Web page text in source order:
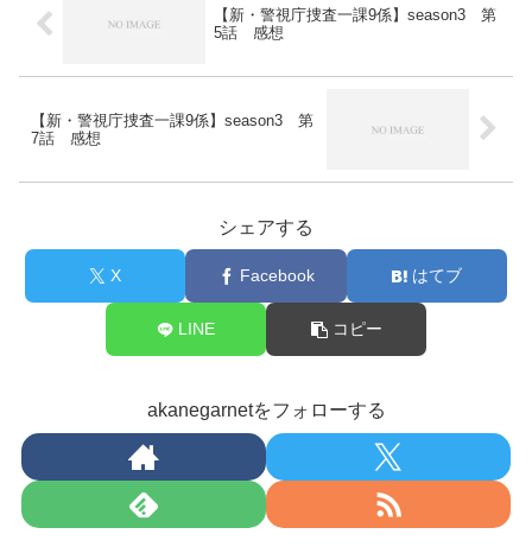
【新・警視庁捜査一課9係】season3 第
5話 感想
【新・警視庁捜査一課9係】season3 第
7話 感想
シェアする
X Facebook はてブ
LINE コピー
akanegarnetをフォローする